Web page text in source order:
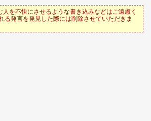
を不快にさせるような書き込みなどはご遠慮く
る発言を発見した際には削除させていただきま